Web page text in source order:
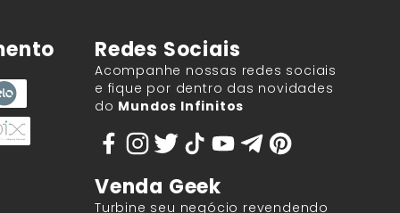
Redes Sociais
Acompanhe nossas redes sociais
e fique por dentro das novidades
do Mundos Infinitos
Venda Geek
Turbine seu negócio revendendo